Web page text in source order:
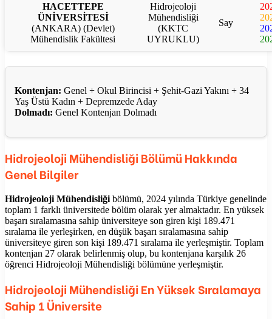
HACETTEPE
ÜNİVERSİTESİ
(ANKARA) (Devlet)
Mühendislik Fakültesi
Hidrojeoloji
Mühendisliği
(KKTC
UYRUKLU)
Say
Kontenjan: Genel + Okul Birincisi + Şehit-Gazi Yakını + 34
Yaş Üstü Kadın + Depremzede Aday
Dolmadı: Genel Kontenjan Dolmadı
Hidrojeoloji Mühendisliği Bölümü Hakkında
Genel Bilgiler
Hidrojeoloji Mühendisliği bölümü, 2024 yılında Türkiye genelinde
toplam 1 farklı üniversitede bölüm olarak yer almaktadır. En yüksek
başarı sıralamasına sahip üniversiteye son giren kişi 189.471
sıralama ile yerleşirken, en düşük başarı sıralamasına sahip
üniversiteye giren son kişi 189.471 sıralama ile yerleşmiştir. Toplam
kontenjan 27 olarak belirlenmiş olup, bu kontenjana karşılık 26
öğrenci Hidrojeoloji Mühendisliği bölümüne yerleşmiştir.
Hidrojeoloji Mühendisliği En Yüksek Sıralamaya
Sahip 1 Üniversite